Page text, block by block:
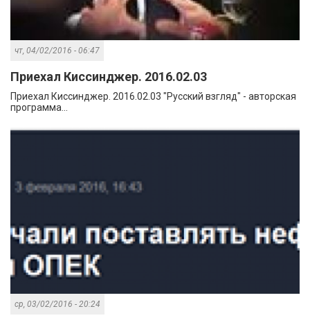
чт, 04/02/2016 - 06:47
Приехал Киссинджер. 2016.02.03
Приехал Киссинджер. 2016.02.03 "Русский взгляд" - авторская
программа...
ср, 03/02/2016 - 20:24